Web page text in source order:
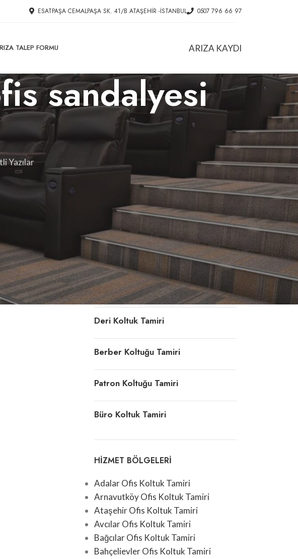
ESATPAŞA CEMALPAŞA SK. 41/B ATAŞEHIR -İSTANBUL 0507 796 66 97
TALEP FORMU ARIZA KAYDI
sandalyesi
Yazılar
HIZMETLER
Konferans Koltuğu Tamiri
Döner Sandalye Tamiri
Ofis Koltuk Döşeme
Deri Koltuk Tamiri
Berber Koltuğu Tamiri
Patron Koltuğu Tamiri
Büro Koltuk Tamiri
HIZMET BÖLGELERI
Adalar Ofis Koltuk Tamiri
Arnavutköy Ofis Koltuk Tamiri
Ataşehir Ofis Koltuk Tamiri
Avcılar Ofis Koltuk Tamiri
Bağcılar Ofis Koltuk Tamiri
Bahçelievler Ofis Koltuk Tamiri